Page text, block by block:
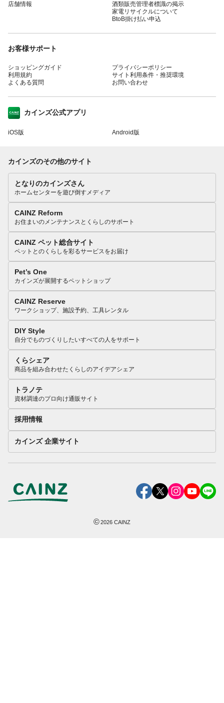
店舗情報
酒類販売管理者標識の掲示
家電リサイクルについて
BtoB掛け払い申込
お客様サポート
ショッピングガイド
利用規約
よくある質問
プライバシーポリシー
サイト利用条件・推奨環境
お問い合わせ
カインズ公式アプリ
iOS版 Android版
カインズのその他のサイト
となりのカインズさん
ホームセンターを遊び倒すメディア
CAINZ Reform
お住まいのメンテナンスとくらしのサポート
CAINZ ペット総合サイト
ペットとのくらしを彩るサービスをお届け
Pet’s One
カインズが展開するペットショップ
CAINZ Reserve
ワークショップ、施設予約、工具レンタル
DIY Style
自分でものづくりしたいすべての人をサポート
くらシェア
商品を組み合わせたくらしのアイデアシェア
トラノテ
資材調達のプロ向け通販サイト
採用情報
カインズ 企業サイト
©2026 CAINZ